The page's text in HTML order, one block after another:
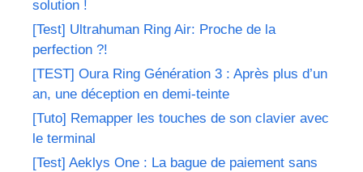
solution !
[Test] Ultrahuman Ring Air: Proche de la
perfection ?!
[TEST] Oura Ring Génération 3 : Après plus d’un
an, une déception en demi-teinte
[Tuto] Remapper les touches de son clavier avec
le terminal
[Test] Aeklys One : La bague de paiement sans